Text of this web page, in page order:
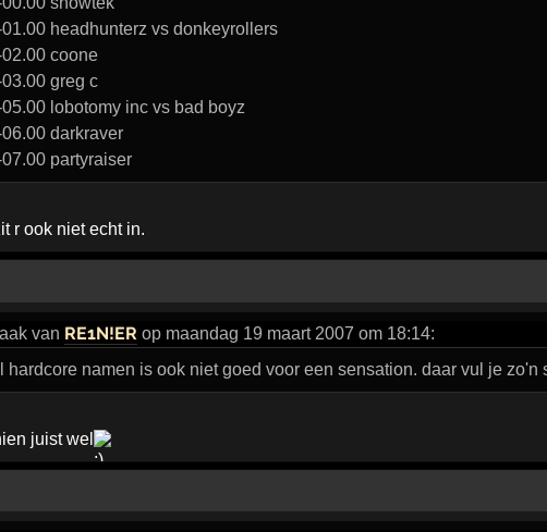
headhunterz vs donkeyrollers
coone
greg c
lobotomy inc vs bad boyz
darkraver
partyraiser
r ook niet echt in.
van RE1N!ER op maandag 19 maart 2007 om 18:14:
hardcore namen is ook niet goed voor een sensation. daar vul je zo'n
juist wel